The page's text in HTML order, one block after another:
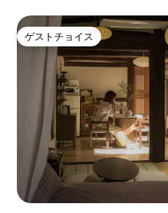
ゲストチョイス
ゲストチョイス